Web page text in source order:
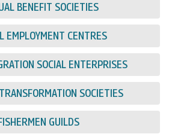
BENEFIT SOCIETIES
EMPLOYMENT CENTRES
SOCIAL ENTERPRISES
SOCIETIES
GUILDS